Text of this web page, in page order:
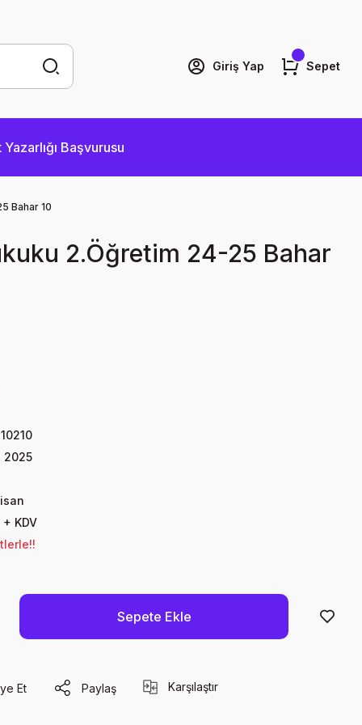
Giriş Yap Sepet
Yazarlığı Başvurusu
Bahar 10
2.Öğretim 24-25 Bahar
2025
KDV
Sepete Ekle
Et Paylaş Karşılaştır